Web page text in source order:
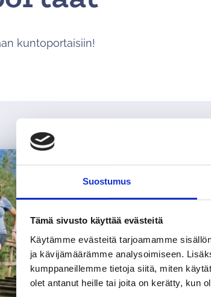
Suostumus
Tämä sivusto käyttää evästeitä
Käytämme evästeitä tarjoamamme
ja kävijämäärämme analysoimiseen.
kumppaneillemme tietoja siitä, miten
olet antanut heille tai joita on kerätty, kun
kuntoportaisiin!